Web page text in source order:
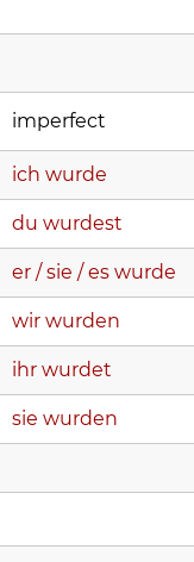
imperfect
ich wurde
du wurdest
er / sie / es wurde
wir wurden
ihr wurdet
sie wurden